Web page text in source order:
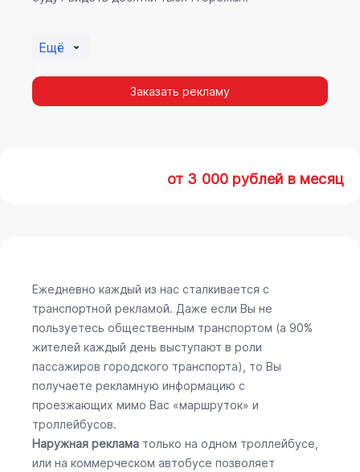
Ещё
Заказать рекламу
от 3 000 рублей в месяц
Ежедневно каждый из нас сталкивается с
транспортной рекламой. Даже если Вы не
пользуетесь общественным транспортом (а 90%
жителей каждый день выступают в роли
пассажиров городского транспорта), то Вы
получаете рекламную информацию с
проезжающих мимо Вас «маршруток» и
троллейбусов.
Наружная реклама только на одном троллейбусе,
или на коммерческом автобусе позволяет